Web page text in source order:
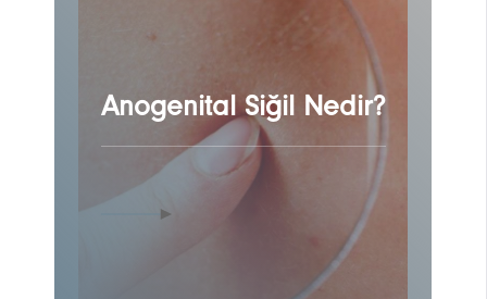
Anogenital Siğil Nedir?